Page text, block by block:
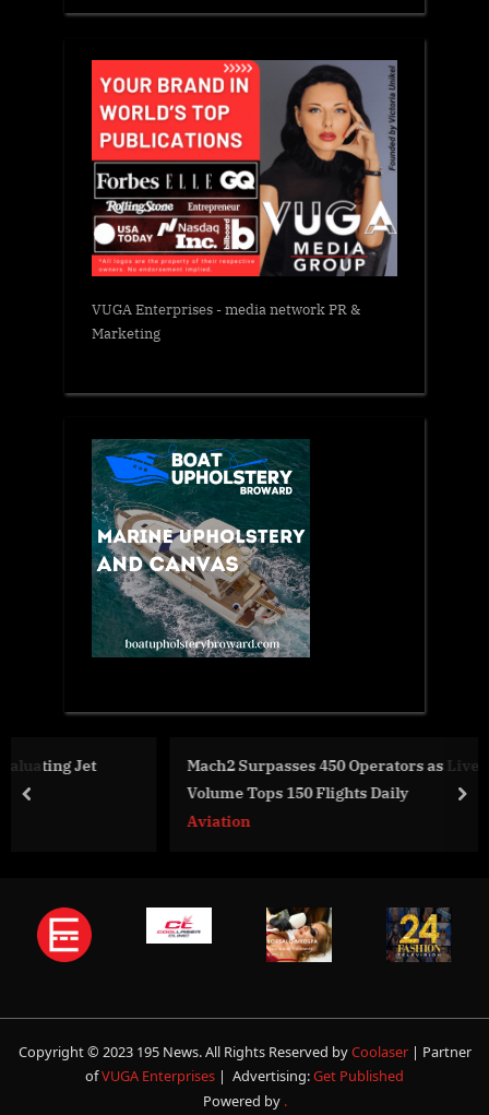
VUGA Enterprises- media network PR &
Marketing
Mach2 Surpasses 450 Operators as Live Empty Leg
Volume Tops 150 Flights Daily
prev
Copyright © 2023 195 News. All Rights Reserved byCoolaser | Partner
ofVUGA Enterprises | Advertising:Get Published
Powered by .